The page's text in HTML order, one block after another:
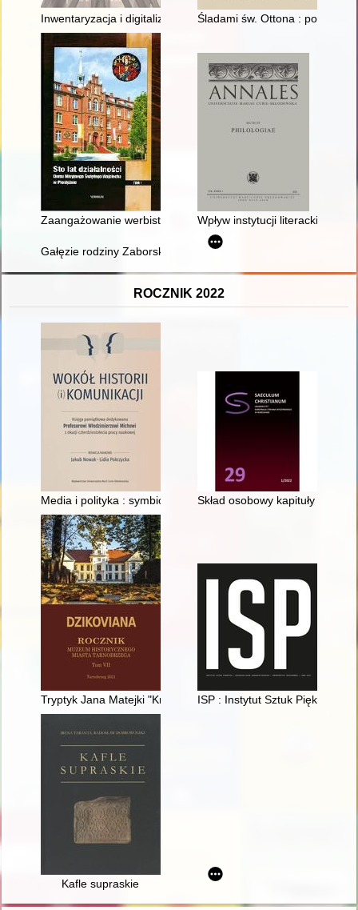
Inwentaryzacja i digitalizacja dzieł sakralnych w Małopolsce
Śladami św. Ottona : powrót
Zaangażowanie werbistów w rozwój diecezji (archidiecezji)
Wpływ instytucji literackich na
Gałęzie rodziny Zaborskich
ROCZNIK 2022
Media i polityka : symbioza procesu komunikowania
Skład osobowy kapituły
Tryptyk Jana Matejki "Królowa Korony Polskiej"
ISP : Instytut Sztuk Pięknych :
Kafle supraskie